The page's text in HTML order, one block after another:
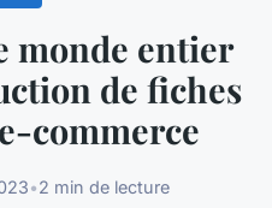
monde entier
de fiches
commerce
•2 min de lecture